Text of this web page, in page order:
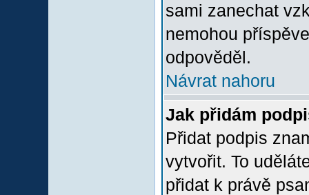
sami zanechat
nemohou
odpověděl.
Návrat nahoru
Jak přidám
Přidat podpis
vytvořit. To
přidat k právě